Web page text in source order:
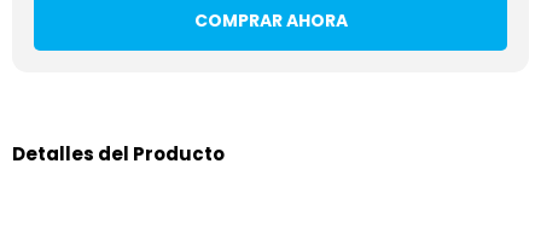
COMPRAR AHORA
Detalles del Producto